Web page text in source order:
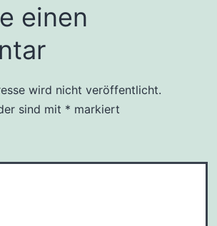
einen
wird nicht veröffentlicht.
sind mit * markiert